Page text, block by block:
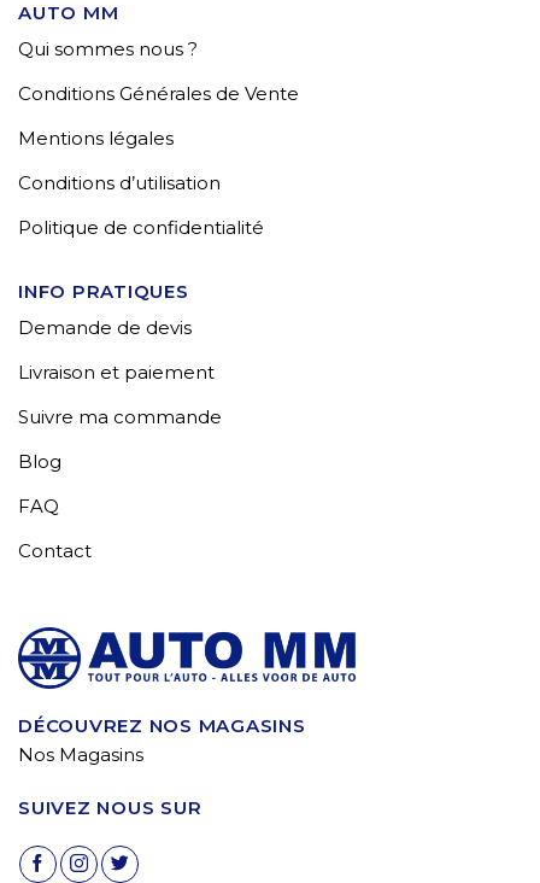
AUTO MM
Qui sommes nous ?
Conditions Générales de Vente
Mentions légales
Conditions d’utilisation
Politique de confidentialité
INFO PRATIQUES
Demande de devis
Livraison et paiement
Suivre ma commande
Blog
FAQ
Contact
DÉCOUVREZ NOS MAGASINS
Nos Magasins
SUIVEZ NOUS SUR